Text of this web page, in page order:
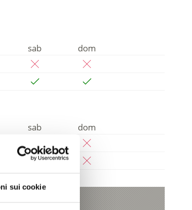
sui cookie
sab
dom
sab
dom